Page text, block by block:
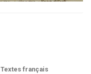
Textes français